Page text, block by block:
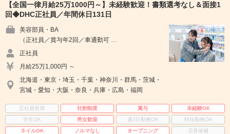
【全国一律月給25万1000円～】未経験歓迎！書類選考なし＆面接1
回◆DHC正社員／年間休日131日
美容部員・BA
（正社員／賞与年2回／車通勤可 …
正社員
月給25万1,000円 ～
北海道・東京・埼玉・千葉・神奈川・群馬・茨城・
宮城・愛知・大阪・奈良・兵庫・広島・福岡
正社員登用 社割制度 賞与
未経験OK
学生OK
男女歓迎 週3日勤務OK
時短勤務OK
ネイルOK
ノルマなし オープニング
店長候補